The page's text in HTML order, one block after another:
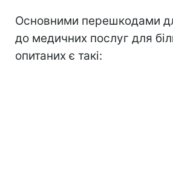
Основними перешкодами
до медичних послуг для
опитаних є такі: